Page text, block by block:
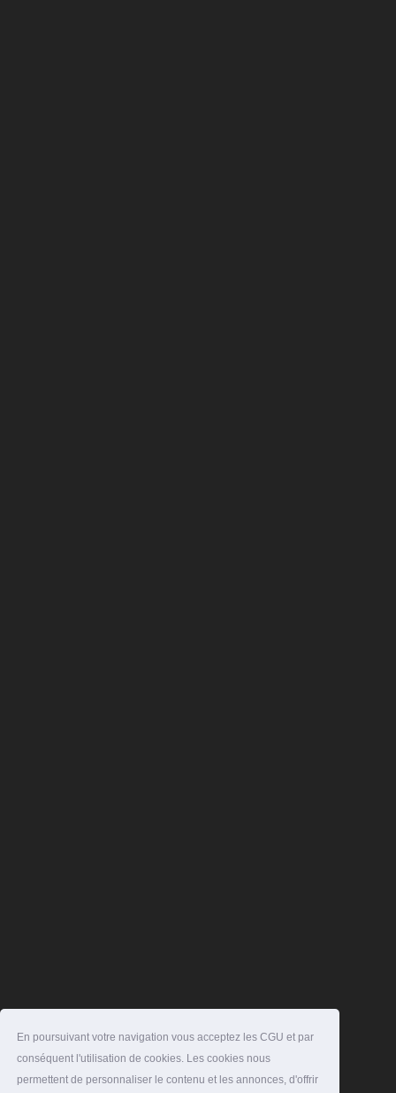
En poursuivant votre navigation vous acceptez les CGU et par
conséquent l'utilisation de cookies. Les cookies nous
permettent de personnaliser le contenu et les annonces, d'offrir